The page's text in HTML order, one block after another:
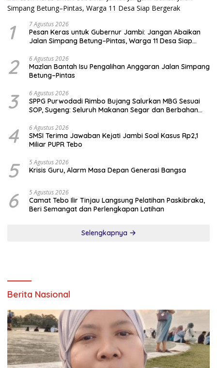
1 7 Agustus 2026
Pesan Keras untuk Gubernur Jambi: Jangan Abaikan
Jalan Simpang Betung–Pintas, Warga 11 Desa Siap
2 6 Agustus 2026
Mazlan Bantah Isu Pengalihan Anggaran Jalan Simpang
Betung–Pintas
3 6 Agustus 2026
SPPG Purwodadi Rimbo Bujang Salurkan MBG Sesuai
SOP, Sugeng: Seluruh Makanan Segar dan Berbahan
4 6 Agustus 2026
SMSI Terima Jawaban Kejati Jambi Soal Kasus Rp2,1
Miliar PUPR Tebo
5 5 Agustus 2026
Krisis Guru, Alarm Masa Depan Generasi Bangsa
6 5 Agustus 2026
Camat Tebo Ilir Tinjau Langsung Pelatihan Paskibraka,
Beri Semangat dan Perlengkapan Latihan
Selengkapnya
Berita Nasional